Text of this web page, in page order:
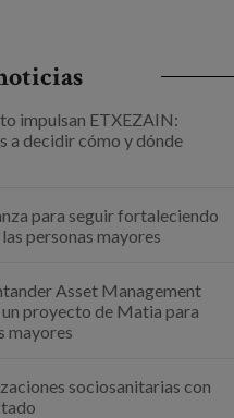
impulsan ETXEZAIN:
a decidir cómo y dónde
para seguir fortaleciendo
personas mayores
Asset Management
proyecto de Matia para
mayores
sociosanitarias con